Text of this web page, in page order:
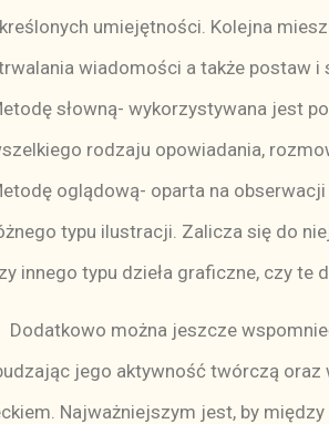
umiejętności. Kolejna
wiadomości a także postaw i
słowną- wykorzystywana jest
rodzaju opowiadania,
oglądową- oparta na
typu ilustracji. Zalicza się do
innego typu dzieła graficzne, czy
można jeszcze wspomnieć
jego aktywność twórczą oraz
Najważniejszym jest, by